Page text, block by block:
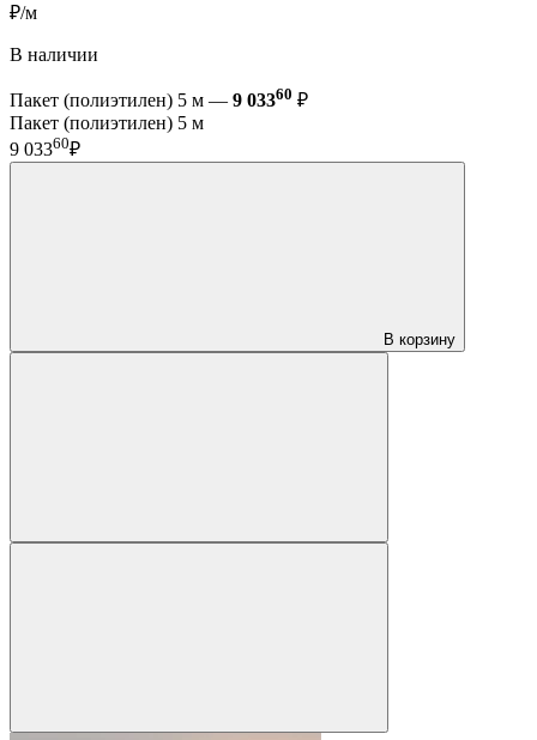
₽/м
В наличии
Пакет (полиэтилен) 5 м — 9 03360 ₽
Пакет (полиэтилен) 5 м
9 03360₽
В корзину